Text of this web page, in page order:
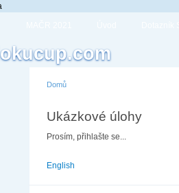
Domů
Ukázkové úlohy
Prosím, přihlašte se...
English